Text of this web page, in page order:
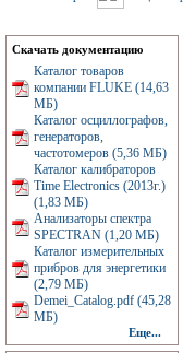
Скачать документацию
Каталог товаров
компании FLUKE (14,63
МБ)
Каталог осциллографов,
генераторов,
частотомеров (5,36 МБ)
Каталог калибраторов
Time Electronics (2013г.)
(1,83 МБ)
Анализаторы спектра
SPECTRAN (1,20 МБ)
Каталог измерительных
прибров для энергетики
(2,79 МБ)
Demei_Catalog.pdf (45,28
МБ)
Еще...